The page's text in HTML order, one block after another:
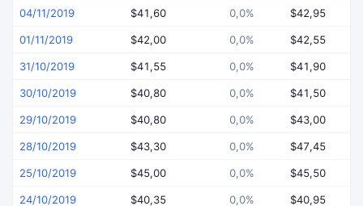
04/11/2019 $41,60 0,0% $42,95
01/11/2019 $42,00 0,0% $42,55
31/10/2019 $41,55 0,0% $41,90
30/10/2019 $40,80 0,0% $41,50
29/10/2019 $40,80 0,0% $43,00
28/10/2019 $43,30 0,0% $47,45
25/10/2019 $45,00 0,0% $45,50
24/10/2019 $40,35 0,0% $40,95